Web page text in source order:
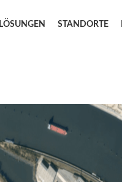
LÖSUNGEN STANDORTE